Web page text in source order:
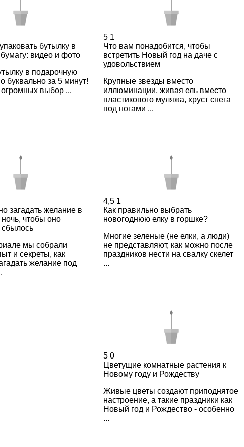
бутылку в
видео и фото
в подарочную
буквально за 5 минут!
огромных выбор ...
5 1
Что вам понадобится, чтобы
встретить Новый год на даче с
удовольствием
Крупные звезды вместо
иллюминации, живая ель вместо
пластикового муляжа, хруст снега
под ногами ...
загадать желание в
чтобы оно
сбылось
мы собрали
и секреты, как
желание под
4,5 1
Как правильно выбрать
новогоднюю елку в горшке?
Многие зеленые (не елки, а люди)
не представляют, как можно после
праздников нести на свалку скелет
...
5 0
Цветущие комнатные растения к
Новому году и Рождеству
Живые цветы создают приподнятое
настроение, а такие праздники как
Новый год и Рождество - особенно
...